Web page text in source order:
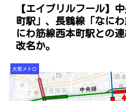
【エイプリルフール】
町駅」、長鶴線「なに
にわ筋線西本町駅との
改名か。
大阪メトロ